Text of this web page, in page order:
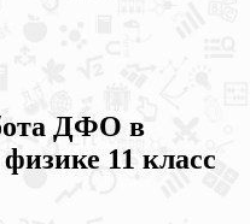
ДФО в
11 класс